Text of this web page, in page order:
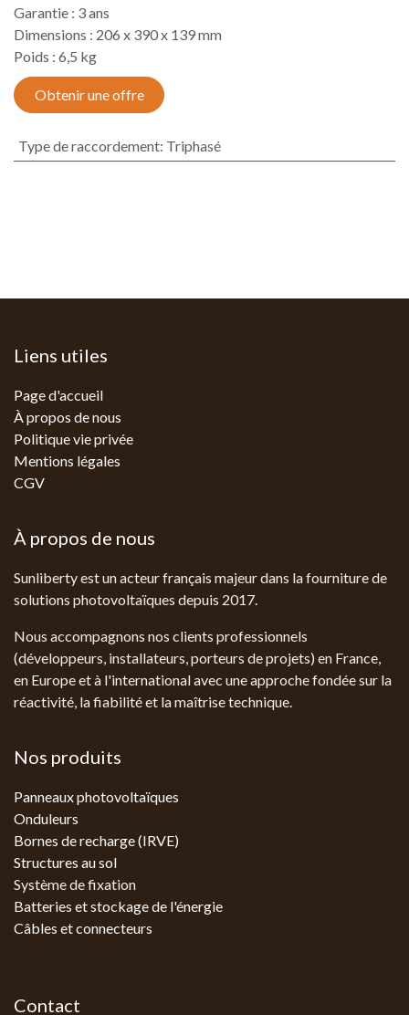
Garantie : 3 ans
Dimensions : 206 x 390 x 139 mm
Poids : 6,5 kg
Obtenir une offre
Type de raccordement: Triphasé
Liens utiles
Page d'accueil
À propos de nous
Politique vie privée
Mentions légales
CGV
À propos de nous
Sunliberty est un acteur français majeur dans la fourniture de
solutions photovoltaïques depuis 2017.
Nous accompagnons nos clients professionnels
(développeurs, installateurs, porteurs de projets) en France,
en Europe et à l'international avec une approche fondée sur la
réactivité, la fiabilité et la maîtrise technique.
Nos produits
Panneaux photovoltaïques
Onduleurs
Bornes de recharge (IRVE)
Structures au sol
Système de fixation
Batteries et stockage de l'énergie
Câbles et connecteurs
Contact